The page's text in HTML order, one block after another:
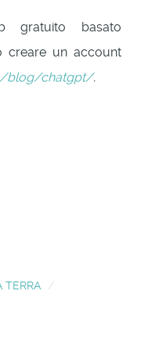
basato
creare un account
blog/chatgpt/.
TERRA